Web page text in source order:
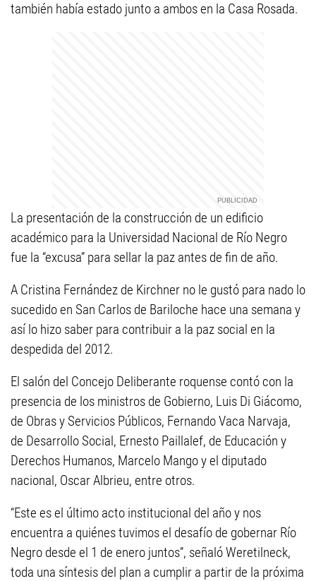
también había estado junto a ambos en la Casa Rosada.
La presentación de la construcción de un edificio
académico para la Universidad Nacional de Río Negro
fue la “excusa” para sellar la paz antes de fin de año.
A Cristina Fernández de Kirchner no le gustó para nado lo
sucedido en San Carlos de Bariloche hace una semana y
así lo hizo saber para contribuir a la paz social en la
despedida del 2012.
El salón del Concejo Deliberante roquense contó con la
presencia de los ministros de Gobierno, Luis Di Giácomo,
de Obras y Servicios Públicos, Fernando Vaca Narvaja,
de Desarrollo Social, Ernesto Paillalef, de Educación y
Derechos Humanos, Marcelo Mango y el diputado
nacional, Oscar Albrieu, entre otros.
“Este es el último acto institucional del año y nos
encuentra a quiénes tuvimos el desafío de gobernar Río
Negro desde el 1 de enero juntos”, señaló Weretilneck,
toda una síntesis del plan a cumplir a partir de la próxima